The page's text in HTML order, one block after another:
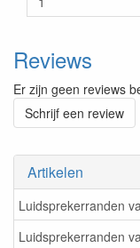
Artikelen
Luidsprekerranden
Luidsprekerranden
Reviews
Er zijn geen reviews
Schrijf een review